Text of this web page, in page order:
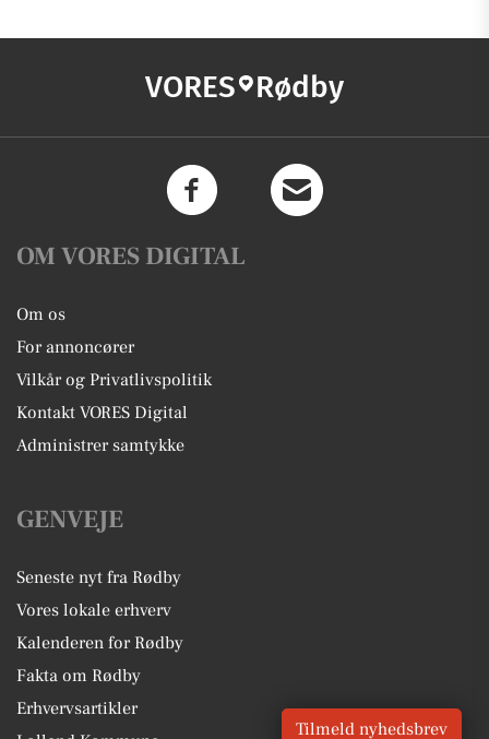
VORES Rødby
OM VORES DIGITAL
Om os
For annoncører
Vilkår og Privatlivspolitik
Kontakt VORES Digital
Administrer samtykke
GENVEJE
Seneste nyt fra Rødby
Vores lokale erhverv
Kalenderen for Rødby
Fakta om Rødby
Erhvervsartikler
Tilmeld nyhedsbrev